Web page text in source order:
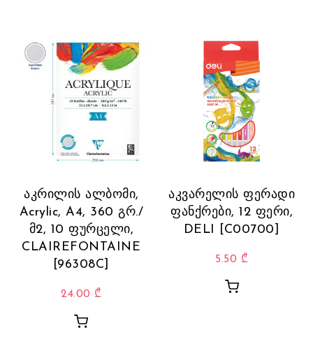
აკრილის ალბომი,
Acrylic, A4, 360 გრ./
მ2, 10 ფურცელი,
CLAIREFONTAINE
[96308C]
24.00 ₾
აკვარელის ფერადი
ფანქრები, 12 ფერი,
DELI [C00700]
5.50 ₾